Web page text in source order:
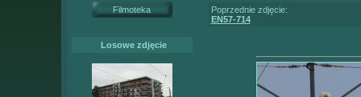
Filmoteka
Losowe zdjęcie
Poprzednie zdjęcie:
EN57-714